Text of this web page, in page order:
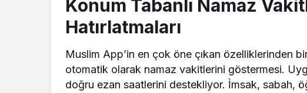
Konum Tabanlı Namaz
Hatırlatmaları
Muslim App’in en çok öne çıkan özelliklerinden
otomatik olarak namaz vakitlerini göstermesi.
doğru ezan saatlerini destekliyor. İmsak, sabah,